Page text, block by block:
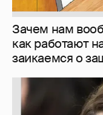
Зачем нам
как работают
заикаемся о